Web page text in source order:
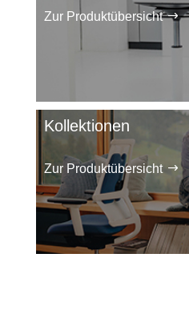
Zur Produktübersicht
Kollektionen
Zur Produktübersicht